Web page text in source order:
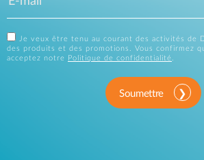
Je veux être tenu au courant des activités de
des produits et des promotions. Vous confirmez
acceptez notre
Politique de confidentialité.
Soumettre